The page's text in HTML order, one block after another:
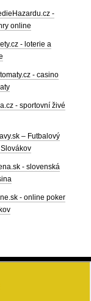
-
online
- loterie a
- casino
- sportovní živé
– Futbalový
- slovenská
- online poker